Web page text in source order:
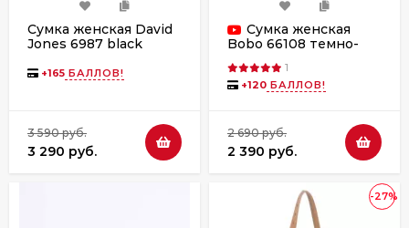
Сумка женская David
Jones 6987 black
+165 БАЛЛОВ!
3 590 руб.
3 290 руб.
Сумка женская
Bobo 66108 темно-
1
+120 БАЛЛОВ!
2 690 руб.
2 390 руб.
-27%